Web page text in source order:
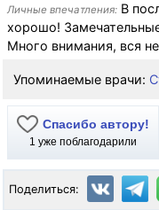
Личные впечатления: В
хорошо!
Много внимания, вся
Упоминаемые врачи:
Спасибо автору!
1 уже поблагодарили
Поделиться: